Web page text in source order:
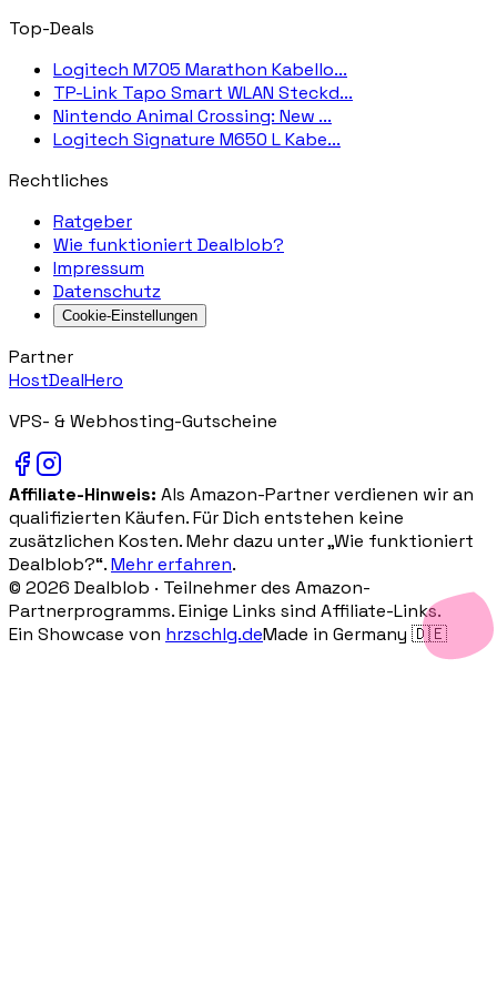
Top-Deals
Logitech M705 Marathon Kabello...
TP-Link Tapo Smart WLAN Steckd...
Nintendo Animal Crossing: New ...
Logitech Signature M650 L Kabe...
Rechtliches
Ratgeber
Wie funktioniert Dealblob?
Impressum
Datenschutz
Cookie-Einstellungen
Partner
HostDealHero
VPS- & Webhosting-Gutscheine
Affiliate-Hinweis: Als Amazon-Partner verdienen wir an
qualifizierten Käufen. Für Dich entstehen keine
zusätzlichen Kosten. Mehr dazu unter „Wie funktioniert
Dealblob?“.Mehr erfahren.
© 2026 Dealblob · Teilnehmer des Amazon-
Partnerprogramms. Einige Links sind Affiliate-Links.
Ein Showcase von hrzschlg.deMade in Germany 🇩🇪